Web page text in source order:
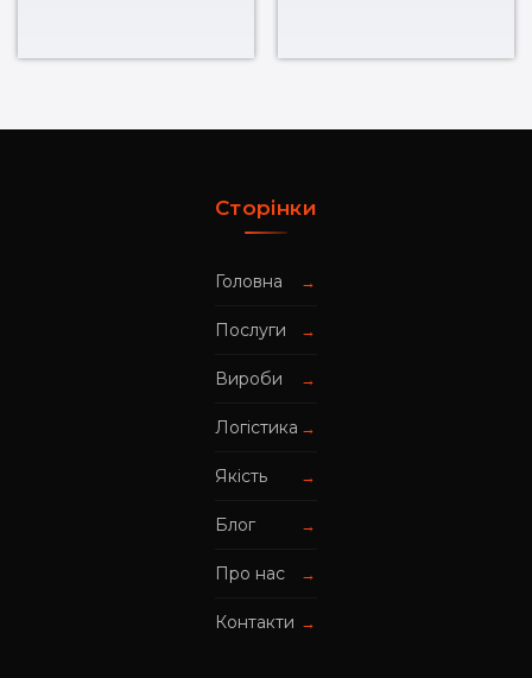
Сторінки
Головна →
Послуги →
Вироби →
Логістика →
Якість →
Блог →
Про нас →
Контакти →